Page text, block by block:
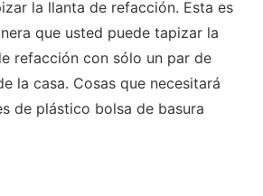
la llanta de refacción. Esta es
que usted puede tapizar la
refacción con sólo un par de
la casa. Cosas que necesitará
de plástico bolsa de basura